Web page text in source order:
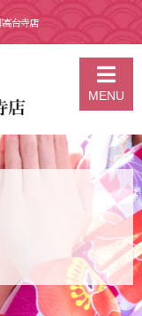
台寺店
MENU
4月17日 京都 着物レ